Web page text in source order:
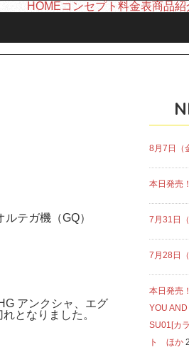
HOMEコンセプト 料金表商品紹
テガ機（GQ）
アンクシャ、エグ
となりました。
8月7日（
本日発売
7月31日
7月28日
本日発売
YOU
SU01[カ
ト ほか